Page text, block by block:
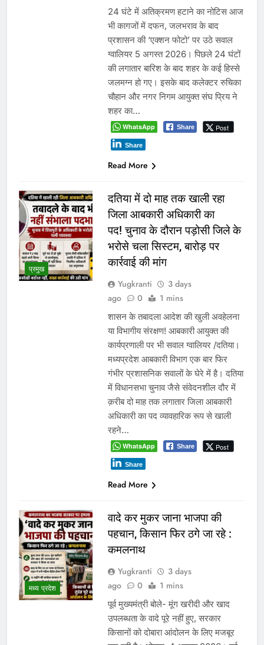
24 घंटे में अतिक्रमण हटाने का नोटिस आज
भी कागजों में दफन, जलभराव के बाद
प्रशासन की ‘एक्शन फोटो’ पर उठे सवाल
ग्वालियर 5 अगस्त 2026। पिछले 24 घंटों
की लगातार बारिश के बाद शहर के कई हिस्से
जलमग्न हो गए। इसके बाद कलेक्टर रुचिका
चौहान और नगर निगम आयुक्त संघ प्रिय ने
शहर का…
WhatsApp Share Post
Share
Read More
प्रमुख
दतिया में दो माह तक खाली रहा
जिला आबकारी अधिकारी का
पद! चुनाव के दौरान पड़ोसी जिले के
भरोसे चला सिस्टम, बारोड़ पर
कार्रवाई की मांग
Yugkranti
3 days
ago
0 1 mins
शासन के तबादला आदेश की खुली अवहेलना
या विभागीय संरक्षण! आबकारी आयुक्त की
कार्यप्रणाली पर भी सवाल ग्वालियर /दतिया।
मध्यप्रदेश आबकारी विभाग एक बार फिर
गंभीर प्रशासनिक सवालों के घेरे में है। दतिया
में विधानसभा चुनाव जैसे संवेदनशील दौर में
क़रीब दो माह तक लगातार जिला आबकारी
अधिकारी का पद व्यावहारिक रूप से खाली
रहने…
WhatsApp Share Post
Share
Read More
मध्य प्रदेश
वादे कर मुकर जाना भाजपा की
पहचान, किसान फिर ठगे जा रहे :
कमलनाथ
Yugkranti
3 days
ago
0 1 mins
पूर्व मुख्यमंत्री बोले- मूंग खरीदी और खाद
उपलब्धता के वादे पूरे नहीं हुए, सरकार
किसानों को दोबारा आंदोलन के लिए मजबूर